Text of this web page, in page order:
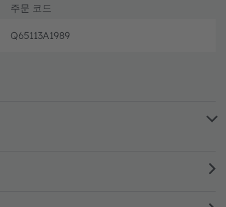
주문 코드
Q65113A1989